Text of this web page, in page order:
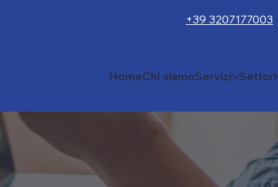
+39 3207177003
HomeChi siamoServizi Settori